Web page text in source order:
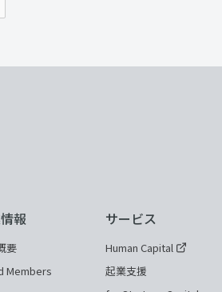
報
要
Members
サービス
Human Capital
起業支援